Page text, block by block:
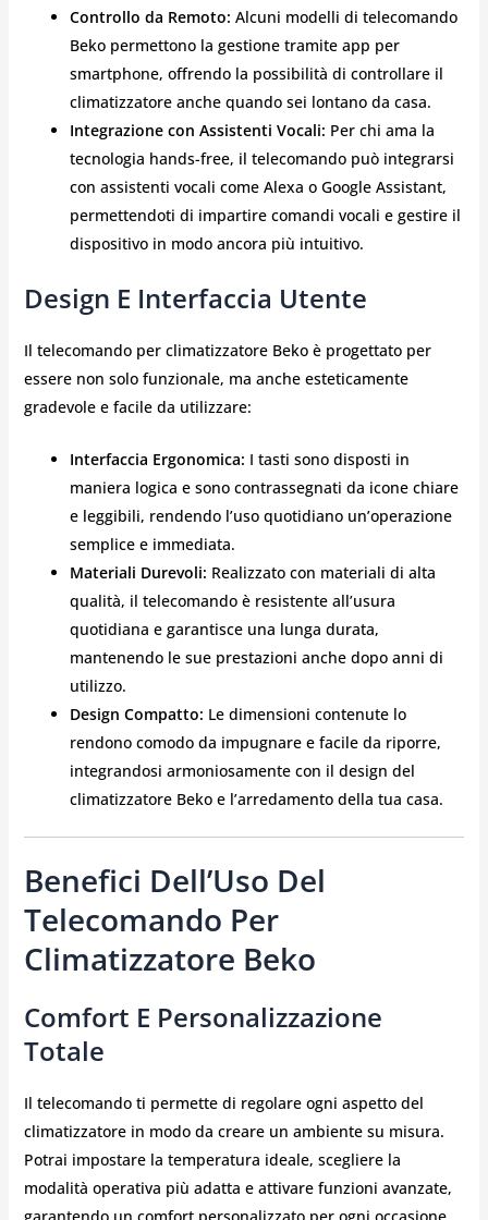
Controllo da Remoto: Alcuni modelli di telecomando
Beko permettono la gestione tramite app per
smartphone, offrendo la possibilità di controllare il
climatizzatore anche quando sei lontano da casa.
Integrazione con Assistenti Vocali: Per chi ama la
tecnologia hands-free, il telecomando può integrarsi
con assistenti vocali come Alexa o Google Assistant,
permettendoti di impartire comandi vocali e gestire il
dispositivo in modo ancora più intuitivo.
Design E Interfaccia Utente
Il telecomando per climatizzatore Beko è progettato per
essere non solo funzionale, ma anche esteticamente
gradevole e facile da utilizzare:
Interfaccia Ergonomica: I tasti sono disposti in
maniera logica e sono contrassegnati da icone chiare
e leggibili, rendendo l’uso quotidiano un’operazione
semplice e immediata.
Materiali Durevoli: Realizzato con materiali di alta
qualità, il telecomando è resistente all’usura
quotidiana e garantisce una lunga durata,
mantenendo le sue prestazioni anche dopo anni di
utilizzo.
Design Compatto: Le dimensioni contenute lo
rendono comodo da impugnare e facile da riporre,
integrandosi armoniosamente con il design del
climatizzatore Beko e l’arredamento della tua casa.
Benefici Dell’Uso Del
Telecomando Per
Climatizzatore Beko
Comfort E Personalizzazione
Totale
Il telecomando ti permette di regolare ogni aspetto del
climatizzatore in modo da creare un ambiente su misura.
Potrai impostare la temperatura ideale, scegliere la
modalità operativa più adatta e attivare funzioni avanzate,